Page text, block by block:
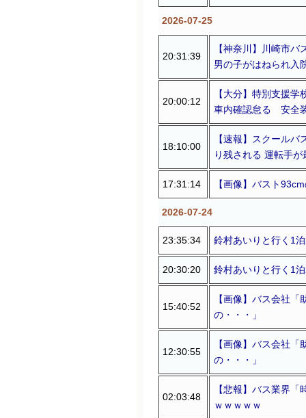
2026-07-25
20:31:39
【神奈川】川崎市
男の子がはねられ入
20:00:12
【大分】特別支援
車内確認怠る 安全
18:10:00
【速報】スクール
り残される 運転手
17:31:14 【画像】バスト
2026-07-24
23:35:34 鈴村あいりと行く1
20:30:20 鈴村あいりと行く1
15:40:52
【画像】バス会社
の・・・」
12:30:55
【画像】バス会社
の・・・」
02:03:48
【悲報】バス業界
ｗｗｗｗｗ